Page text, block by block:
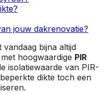
jouw dakrenovatie?
bijna altijd
met hoogwaardige PIR
isolatiewaarde van PIR-
dikte toch een